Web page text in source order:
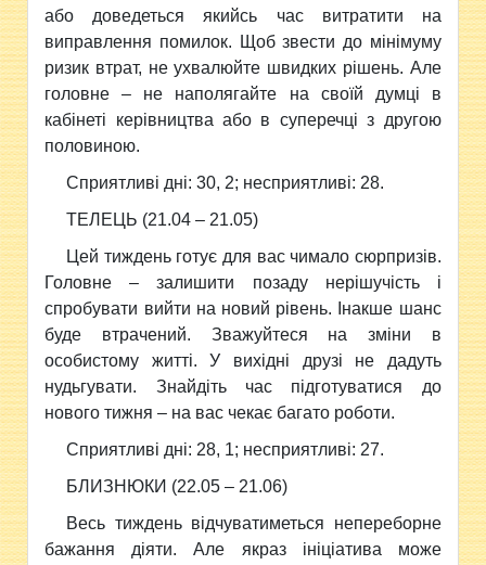
або доведеться якийсь час витратити на
виправлення помилок. Щоб звести до мiнiмуму
ризик втрат, не ухвалюйте швидких рiшень. Але
головне – не наполягайте на своїй думцi в
кабiнетi керівництва або в суперечцi з другою
половиною.
Сприятливi днi: 30, 2; несприятливi: 28.
ТЕЛЕЦЬ (21.04 – 21.05)
Цей тиждень готує для вас чимало сюрпризiв.
Головне – залишити позаду нерiшучiсть i
спробувати вийти на новий рiвень. Iнакше шанс
буде втрачений. Зважуйтеся на змiни в
особистому життi. У вихiднi друзi не дадуть
нудьгувати. Знайдiть час пiдготуватися до
нового тижня – на вас чекає багато роботи.
Сприятливi днi: 28, 1; несприятливi: 27.
БЛИЗНЮКИ (22.05 – 21.06)
Весь тиждень вiдчуватиметься непереборне
бажання дiяти. Але якраз iнiцiатива може